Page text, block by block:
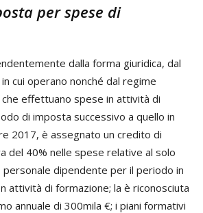
per spese di
dalla forma giuridica, dal
cui operano nonché dal regime
effettuano spese in attività di
di imposta successivo a quello in
2017, è assegnato un credito di
del 40% nelle spese relative al solo
dipendente per il periodo in
attività di formazione; la è riconosciuta
annuale di 300mila €; i piani formativi